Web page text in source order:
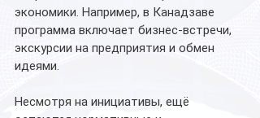
экономики. Например, в Канадзаве
программа включает бизнес-встречи,
экскурсии на предприятия и обмен
идеями.
Несмотря на инициативы, ещё